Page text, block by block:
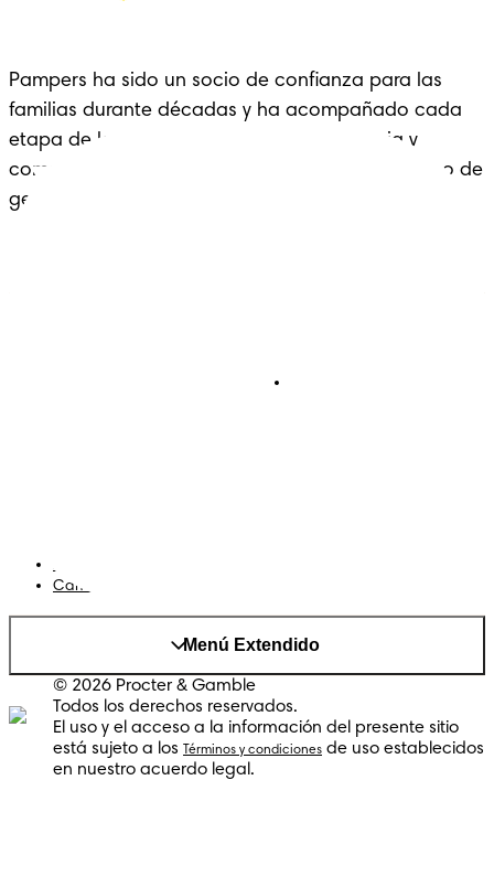
Pampers ha sido un socio de confianza para las
familias durante décadas y ha acompañado cada
etapa de la crianza con cariño, experiencia y
comodidad: un legado que se extiende a lo largo de
generaciones.
Cambiar el país/region
Menú Extendido
© 2026 Procter & Gamble
Todos los derechos reservados.
El uso y el acceso a la información del presente sitio
está sujeto a los
Términos y condiciones de uso establecidos
en nuestro acuerdo legal.